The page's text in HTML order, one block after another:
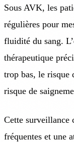
Sous AVK, les
régulières pour
fluidité du sang.
thérapeutique
trop bas, le risque
risque de
Cette surveillance
fréquentes et une